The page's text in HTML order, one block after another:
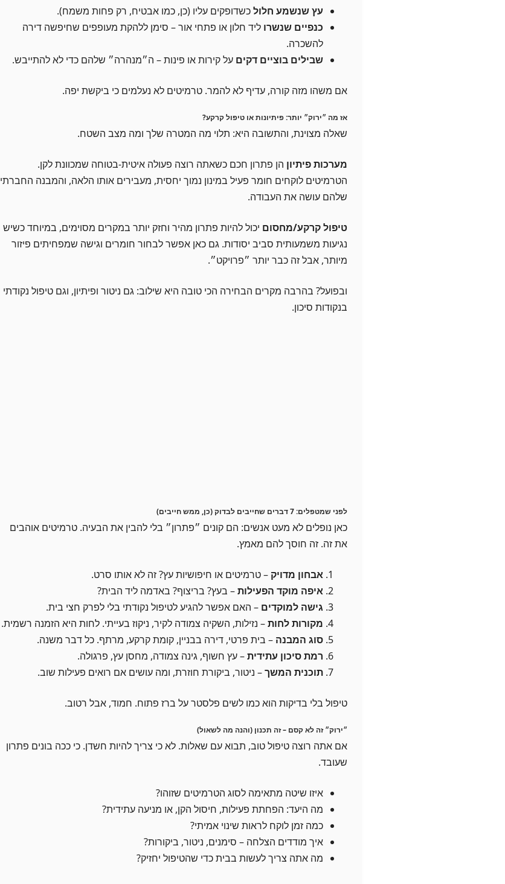
עץ שנשמע חלולכשדופקים עליו (כן, כמו אבטיח, רק פחות משמח).
כנפיים שנשרו ליד חלון או פתחי אור – סימן ללהקת מעופפים שחיפשה דירה
להשכרה.
שבילים בוציים דקים על קירות או פינות – ה״מנהרה״ שלהם כדי לא להתייבש.
אם משהו מזה קורה, עדיף לא להמר. טרמיטים לא נעלמים כי ביקשת יפה.
אז מה ״ירוק״ יותר: פיתיונות או טיפול קרקע?
שאלה מצוינת, והתשובה היא: תלוי מה המטרה שלך ומה מצב השטח.
מערכות פיתיון הן פתרון חכם כשאתה רוצה פעולה איטית-בטוחה שמכוונת לקן.
הטרמיטים לוקחים חומר פעיל במינון נמוך יחסית, מעבירים אותו הלאה, והמבנה החברתי
שלהם עושה את העבודה.
טיפול קרקע/מחסום יכול להיות פתרון מהיר וחזק יותר במקרים מסוימים, במיוחד כשיש
נגיעות משמעותית סביב יסודות. גם כאן אפשר לבחור חומרים וגישה שמפחיתים פיזור
מיותר, אבל זה כבר יותר ״פרויקט״.
ובפועל? בהרבה מקרים הבחירה הכי טובה היא שילוב: גם ניטור ופיתיון, וגם טיפול נקודתי
בנקודות סיכון.
לפני שמטפלים: 7 דברים שחייבים לבדוק (כן, ממש חייבים)
כאן נופלים לא מעט אנשים: הם קונים ״פתרון״ בלי להבין את הבעיה. טרמיטים אוהבים
את זה. זה חוסך להם מאמץ.
אבחון מדויק – טרמיטים או חיפושיות עץ? זה לא אותו סרט.
איפה מוקד הפעילות– בעץ? בריצוף? באדמה ליד הבית?
גישה למוקדים – האם אפשר להגיע לטיפול נקודתי בלי לפרק חצי בית.
מקורות לחות– נזילות, השקיה צמודה לקיר, ניקוז בעייתי. לחות היא הזמנה רשמית.
סוג המבנה – בית פרטי, דירה בבניין, קומת קרקע, מרתף. כל דבר משנה.
רמת סיכון עתידית– עץ חשוף, גינה צמודה, מחסן עץ, פרגולה.
תוכנית המשך– ניטור, ביקורת חוזרת, ומה עושים אם רואים פעילות שוב.
טיפול בלי בדיקות הוא כמו לשים פלסטר על ברז פתוח. חמוד, אבל רטוב.
״ירוק״ זה לא קסם – זה תכנון (והנה מה לשאול)
אם אתה רוצה טיפול טוב, תבוא עם שאלות. לא כי צריך להיות חשדן. כי ככה בונים פתרון
שעובד.
איזו שיטה מתאימה לסוג הטרמיטים שזוהו?
מה היעד: הפחתת פעילות, חיסול הקן, או מניעה עתידית?
כמה זמן לוקח לראות שינוי אמיתי?
איך מודדים הצלחה – סימנים, ניטור, ביקורות?
מה אתה צריך לעשות בבית כדי שהטיפול יחזיק?